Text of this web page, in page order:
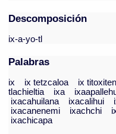
Descomposición
ix-a-yo-tl
Palabras
ix ix tetzcaloa ix
tlachieltia
ixa
ixacahuilana
ixacalihui
ixacanenemi
ixachchi
ixachicapa